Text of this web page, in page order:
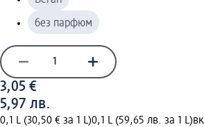
без парфюм
3,05 €
5,97 лв.
0,1 L (30,50 € за 1 L)0,1 L (59,65 лв. за 1 L)